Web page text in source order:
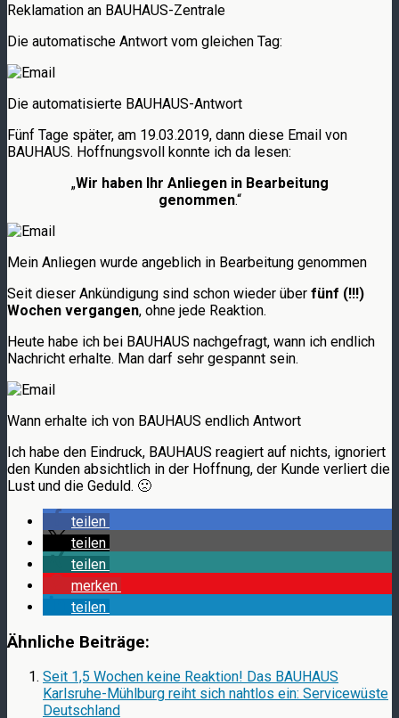
Reklamation an BAUHAUS-Zentrale
Die automatische Antwort vom gleichen Tag:
Die automatisierte BAUHAUS-Antwort
Fünf Tage später, am 19.03.2019, dann diese Email von
BAUHAUS. Hoffnungsvoll konnte ich da lesen:
„Wir haben Ihr Anliegen in Bearbeitung
genommen.“
Mein Anliegen wurde angeblich in Bearbeitung genommen
Seit dieser Ankündigung sind schon wieder über fünf (!!!)
Wochen vergangen, ohne jede Reaktion.
Heute habe ich bei BAUHAUS nachgefragt, wann ich endlich
Nachricht erhalte. Man darf sehr gespannt sein.
Wann erhalte ich von BAUHAUS endlich Antwort
Ich habe den Eindruck, BAUHAUS reagiert auf nichts, ignoriert
den Kunden absichtlich in der Hoffnung, der Kunde verliert die
Lust und die Geduld. 🙁
teilen
teilen
teilen
merken
teilen
Ähnliche Beiträge:
Seit 1,5 Wochen keine Reaktion! Das BAUHAUS
Karlsruhe-Mühlburg reiht sich nahtlos ein: Servicewüste
Deutschland